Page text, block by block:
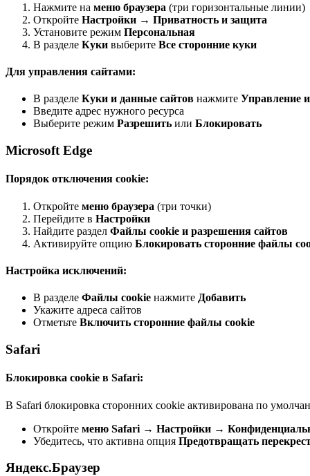
Нажмите на меню браузера (три горизонтальные линии)
Откройте Настройки → Приватность и защита
Установите режим Персональная
В разделе Куки выберите Все сторонние куки
Для управления сайтами:
В разделе Куки и данные сайтов нажмите Управление
Введите адрес нужного ресурса
Выберите режим Разрешить или Блокировать
Microsoft Edge
Порядок отключения cookie:
Откройте меню браузера (три точки)
Перейдите в Настройки
Найдите раздел Файлы cookie и разрешения сайтов
Активируйте опцию Блокировать сторонние файлы
Настройка исключений:
В разделе Файлы cookie нажмите Добавить
Укажите адреса сайтов
Отметьте Включить сторонние файлы cookie
Safari
Блокировка cookie в Safari:
В Safari блокировка сторонних cookie активирована по
Откройте меню Safari → Настройки →
Убедитесь, что активна опция Предотвращать
Яндекс.Браузер